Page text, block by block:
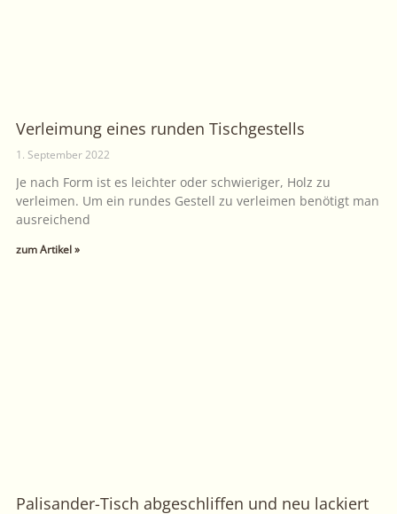
Verleimung eines runden Tischgestells
1. September 2022
Je nach Form ist es leichter oder schwieriger, Holz zu
verleimen. Um ein rundes Gestell zu verleimen benötigt man
ausreichend
zum Artikel »
Palisander-Tisch abgeschliffen und neu lackiert